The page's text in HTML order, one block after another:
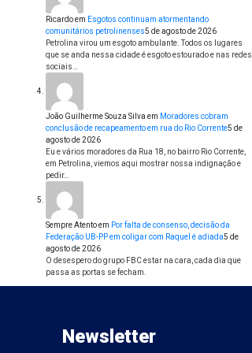
Ricardoem Esgotos continuam atormentando
comunitários petrolinenses5 de agosto de 2026
Petrolina virou um esgoto ambulante. Todos os lugares
que se anda nessa cidade é esgoto estourado e nas redes
sociais…
João Guilherme Souza Silva em Moradores cobram
conclusão de recapeamento em rua do Rio Corrente5 de
agosto de 2026
Eu e vários moradores da Rua 18, no bairro Rio Corrente,
em Petrolina, viemos aqui mostrar nossa indignação e
pedir…
Sempre Atentoem Por falta de consenso, decisão da
Federação UB-PP em coligar com Raquel é adiada5 de
agosto de 2026
O desespero do grupo FBC estar na cara, cada dia que
passa as portas se fecham.
Newsletter